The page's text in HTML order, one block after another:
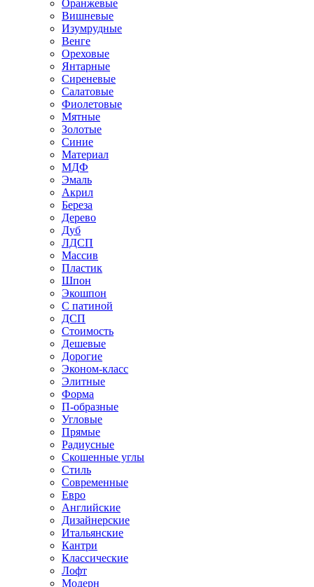
Оранжевые
Вишневые
Изумрудные
Венге
Ореховые
Янтарные
Сиреневые
Салатовые
Фиолетовые
Мятные
Золотые
Синие
Материал
МДФ
Эмаль
Акрил
Береза
Дерево
Дуб
ЛДСП
Массив
Пластик
Шпон
Экошпон
С патиной
ДСП
Стоимость
Дешевые
Дорогие
Эконом-класс
Элитные
Форма
П-образные
Угловые
Прямые
Радиусные
Скошенные углы
Стиль
Современные
Евро
Английские
Дизайнерские
Итальянские
Кантри
Классические
Лофт
Модерн